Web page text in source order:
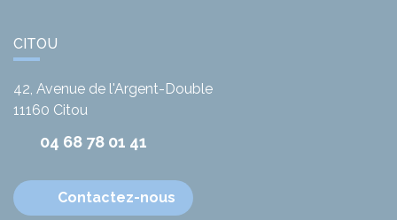
CITOU
42, Avenue de l'Argent-Double
11160 Citou
04 68 78 01 41
Contactez-nous